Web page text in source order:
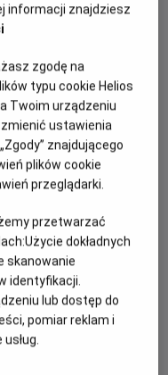
Kałamarz,
informacji znajdziesz
zgodę na
typu cookie Helios
Twoim urządzeniu
ustawienia
znajdującego
plików cookie
przeglądarki.
przetwarzać
Użycie dokładnych
skanowanie
identyfikacji.
lub dostęp do
pomiar reklam i